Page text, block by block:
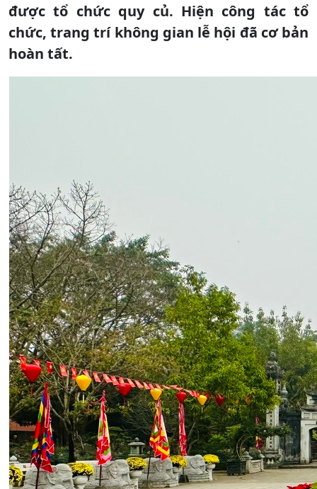
được tổ chức quy củ. Hiện công tác tổ
chức, trang trí không gian lễ hội đã cơ bản
hoàn tất.